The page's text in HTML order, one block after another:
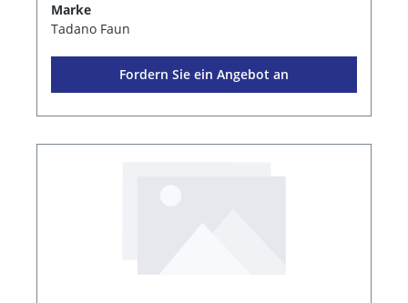
Marke
Tadano Faun
Fordern Sie ein Angebot an